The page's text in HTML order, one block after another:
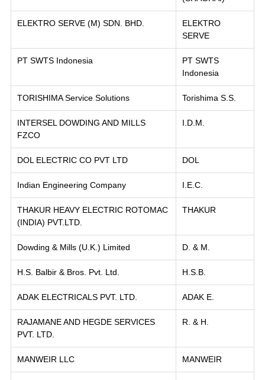
ELEKTRO SERVE (M) SDN. BHD.
ELEKTRO
SERVE
PT SWTS Indonesia
PT SWTS
Indonesia
TORISHIMA Service Solutions Torishima S.S.
INTERSEL DOWDING AND MILLS
FZCO
I.D.M.
DOL ELECTRIC CO PVT LTD DOL
Indian Engineering Company I.E.C.
THAKUR HEAVY ELECTRIC ROTOMAC
(INDIA) PVT.LTD.
THAKUR
Dowding & Mills (U.K.) Limited D. & M.
H.S. Balbir & Bros. Pvt. Ltd. H.S.B.
ADAK ELECTRICALS PVT. LTD. ADAK E.
RAJAMANE AND HEGDE SERVICES
PVT. LTD.
R. & H.
MANWEIR LLC MANWEIR